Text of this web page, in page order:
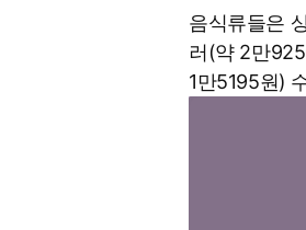
음식류들은
러(약 2만
1만5195원)